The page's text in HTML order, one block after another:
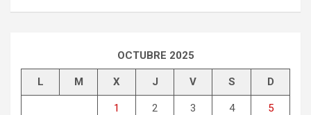
OCTUBRE 2025
L M X J V S D
1 2 3 4 5